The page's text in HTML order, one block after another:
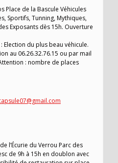
Place de la Bascule Véhicules
Sportifs, Tunning, Mythiques,
Exposants dès 15h. Ouverture
du plus beau véhicule.
au 06.26.32.76.15 ou par mail
: nombre de places
l’Écurie du Verrou Parc des
de 9h à 15h en doublon avec